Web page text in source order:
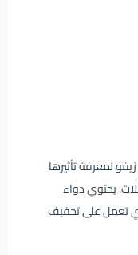
لمعرفة تأثيرها
يحتوي دواء
تعمل على تخفيف